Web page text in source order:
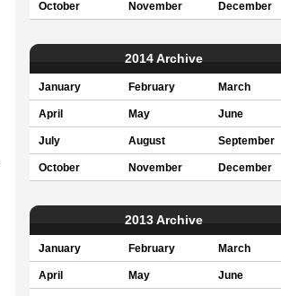
October November December
2014 Archive
January February March
April May June
July August September
October November December
2013 Archive
January February March
April May June